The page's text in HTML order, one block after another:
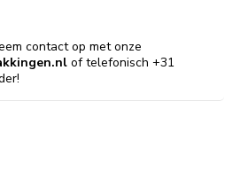
contact op met onze
of telefonisch +31